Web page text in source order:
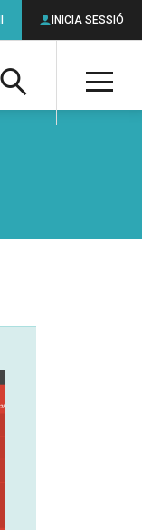
Cerca
INICIA SESSIÓ